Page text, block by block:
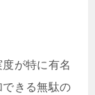
が特に有名
きる無駄の